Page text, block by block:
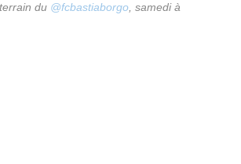
du @fcbastiaborgo , samedi à